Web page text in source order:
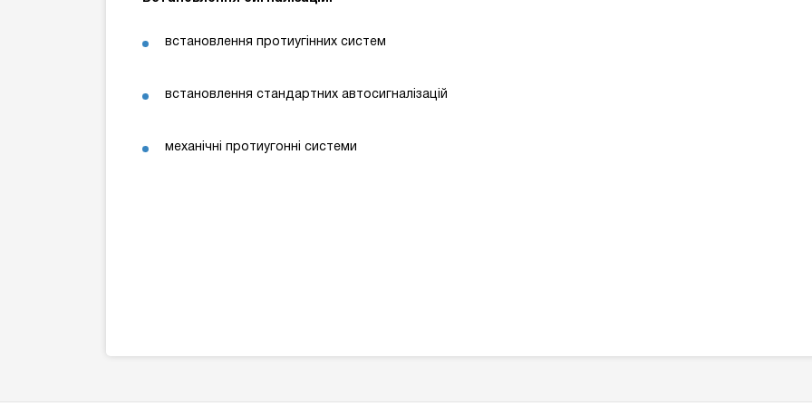
встановлення протиугінних систем
встановлення стандартних автосигналізацій
механічні протиугонні системи